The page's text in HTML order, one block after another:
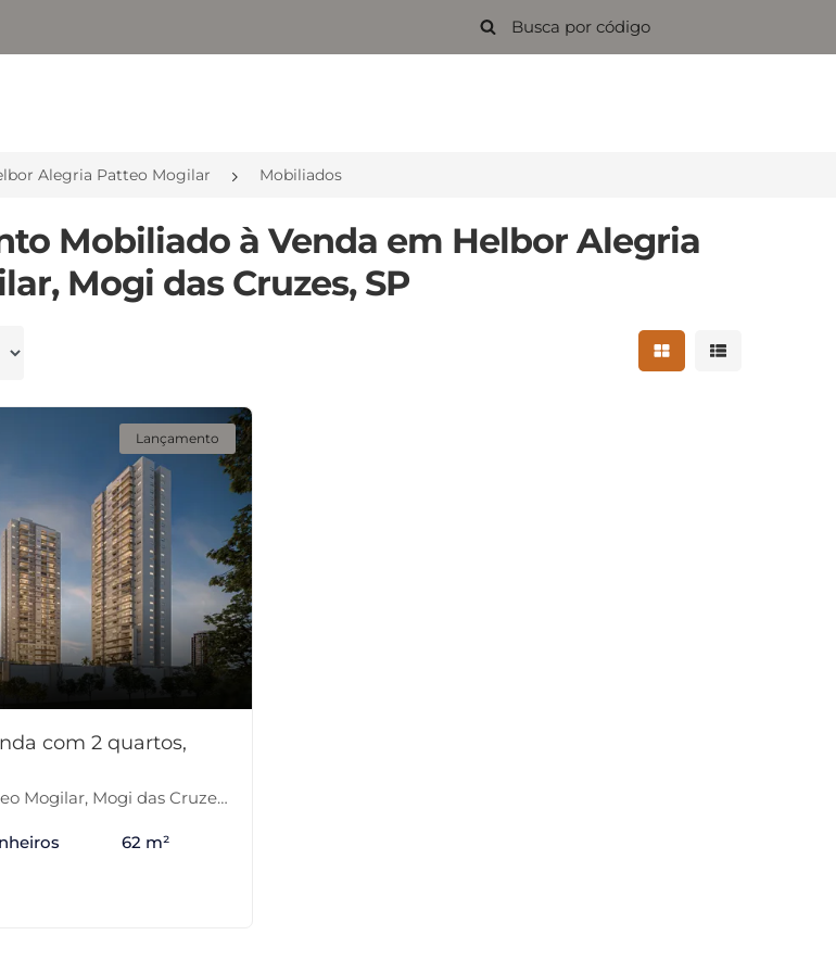
Alegria Patteo Mogilar Mobiliados
Mobiliado à Venda em Helbor Alegria
Mogi das Cruzes, SP
Mostrar resultados
Mostrar
Lançamento
com 2 quartos,
Mogi das Cruzes-SP
62 m²